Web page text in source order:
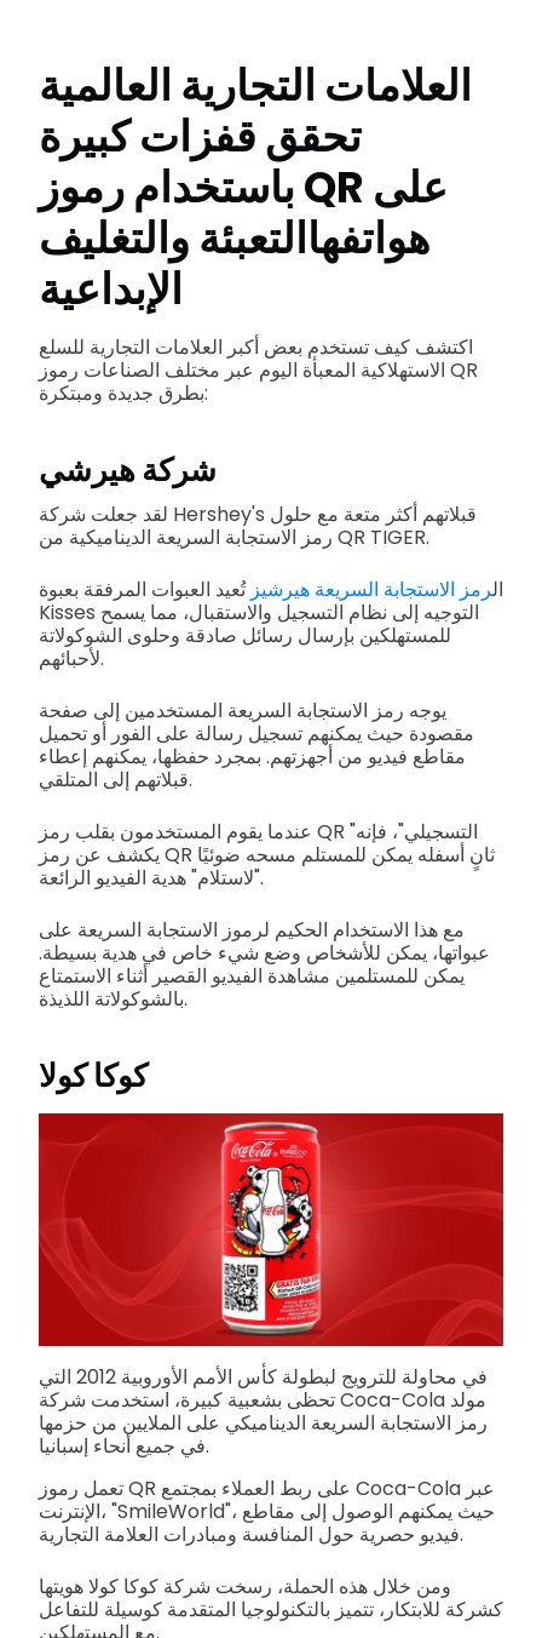
العلامات التجارية العالمية
تحقق قفزات كبيرة
باستخدام رموز QR على
هواتفهاالتعبئة والتغليف
الإبداعية
اكتشف كيف تستخدم بعض أكبر العلامات التجارية للسلع
الاستهلاكية المعبأة اليوم عبر مختلف الصناعات رموز QR
بطرق جديدة ومبتكرة:
شركة هيرشي
لقد جعلت شركة Hershey's قبلاتهم أكثر متعة مع حلول
رمز الاستجابة السريعة الديناميكية من QR TIGER.
الرمز الاستجابة السريعة هيرشيز تُعيد العبوات المرفقة بعبوة
Kisses التوجيه إلى نظام التسجيل والاستقبال، مما يسمح
للمستهلكين بإرسال رسائل صادقة وحلوى الشوكولاتة
لأحبائهم.
يوجه رمز الاستجابة السريعة المستخدمين إلى صفحة
مقصودة حيث يمكنهم تسجيل رسالة على الفور أو تحميل
مقاطع فيديو من أجهزتهم. بمجرد حفظها، يمكنهم إعطاء
قبلاتهم إلى المتلقي.
عندما يقوم المستخدمون بقلب رمز QR "التسجيلي"، فإنه
يكشف عن رمز QR ثانٍ أسفله يمكن للمستلم مسحه ضوئيًا
"لاستلام" هدية الفيديو الرائعة.
مع هذا الاستخدام الحكيم لرموز الاستجابة السريعة على
عبواتها، يمكن للأشخاص وضع شيء خاص في هدية بسيطة.
يمكن للمستلمين مشاهدة الفيديو القصير أثناء الاستمتاع
بالشوكولاتة اللذيذة.
كوكا كولا
في محاولة للترويج لبطولة كأس الأمم الأوروبية 2012 التي
تحظى بشعبية كبيرة، استخدمت شركة Coca-Cola مولد
رمز الاستجابة السريعة الديناميكي على الملايين من حزمها
في جميع أنحاء إسبانيا.
تعمل رموز QR على ربط العملاء بمجتمع Coca-Cola عبر
الإنترنت، "SmileWorld"، حيث يمكنهم الوصول إلى مقاطع
فيديو حصرية حول المنافسة ومبادرات العلامة التجارية.
ومن خلال هذه الحملة، رسخت شركة كوكا كولا هويتها
كشركة للابتكار، تتميز بالتكنولوجيا المتقدمة كوسيلة للتفاعل
مع المستهلكين.